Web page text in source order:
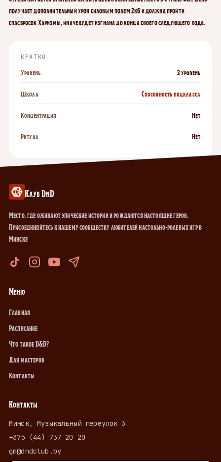
получает дополнительный урон силовым полем 2к6 и должна пройти
спасбросок Харизмы, иначе будет изгнана до конца своего следующего хода.
КРАТКО
Уровень 3 уровень
Школа Способность подкласса
Концентрация Нет
Ритуал Нет
Клуб DnD
Место, где оживают эпические истории и рождаются настоящие герои.
Присоединяйтесь к нашему сообществу любителей настольно-ролевых игр в
Минске
Меню
Главная
Расписание
Что такое D&D?
Для мастеров
Контакты
Контакты
Минск, Музыкальный переулок 3
+375 (44) 737 20 20
gm@dndclub.by